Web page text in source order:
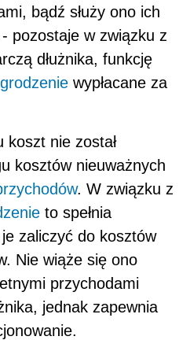
bądź służy ono ich
pozostaje w związku z
dłużnika, funkcję
wypłacane za
koszt nie został
kosztów nieuważnych
. W związku z
to spełnia
zaliczyć do kosztów
Nie wiąże się ono
przychodami
jednak zapewnia